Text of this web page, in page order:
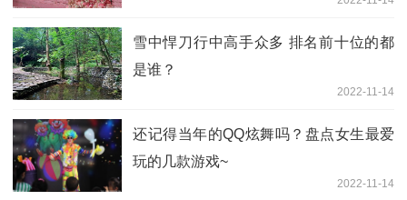
雪中悍刀行中高手众多 排名前十位的都
是谁？
2022-11-14
还记得当年的QQ炫舞吗？盘点女生最爱
玩的几款游戏~
2022-11-14